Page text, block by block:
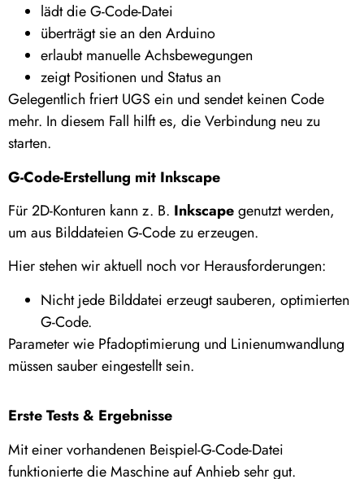
lädt die G-Code-Datei
überträgt sie an den Arduino
erlaubt manuelle Achsbewegungen
zeigt Positionen und Status an
Gelegentlich friert UGS ein und sendet keinen Code
mehr. In diesem Fall hilft es, die Verbindung neu zu
starten.
G-Code-Erstellung mit Inkscape
Für 2D-Konturen kann z. B. Inkscapegenutzt werden,
um aus Bilddateien G-Code zu erzeugen.
Hier stehen wir aktuell noch vor Herausforderungen:
Nicht jede Bilddatei erzeugt sauberen, optimierten
G-Code.
Parameter wie Pfadoptimierung und Linienumwandlung
müssen sauber eingestellt sein.
Erste Tests & Ergebnisse
Mit einer vorhandenen Beispiel-G-Code-Datei
funktionierte die Maschine auf Anhieb sehr gut.